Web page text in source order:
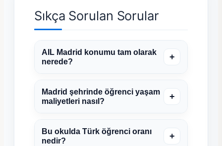
Sıkça Sorulan Sorular
AIL Madrid konumu tam olarak
nerede?
+
Madrid şehrinde öğrenci yaşam
maliyetleri nasıl?
+
Bu okulda Türk öğrenci oranı
nedir?
+